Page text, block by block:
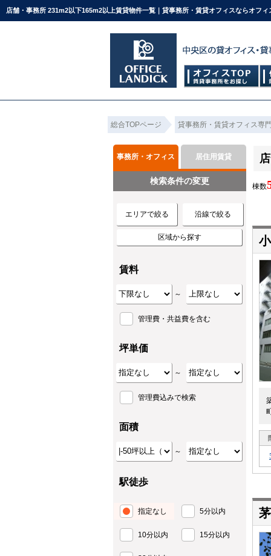
店舗・事務所 231m2以下165m2以上賃貸物件一覧｜貸事務所・賃貸オフィスならオフ
総合TOPページ 貸事務所・賃貸オフィス専
棟数
事務所・オフィス 居住用賃貸
検索条件の変更
エリアで絞る 沿線で絞る
区域から探す
賃料
～
管理費・共益費を含む
坪単価
～
管理費込みで検索
面積
～
駅徒歩
指定なし 5分以内
10分以内 15分以内